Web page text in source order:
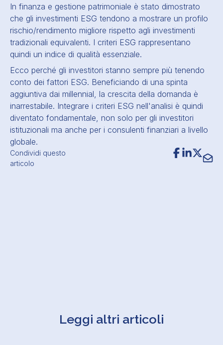
Condividi questo
articolo
In finanza e gestione patrimoniale è stato dimostrato
che gli investimenti ESG tendono a mostrare un profilo
rischio/rendimento migliore rispetto agli investimenti
tradizionali equivalenti. I criteri ESG rappresentano
quindi un indice di qualità essenziale.
Ecco perché gli investitori stanno sempre più tenendo
conto dei fattori ESG. Beneficiando di una spinta
aggiuntiva dai millennial, la crescita della domanda è
inarrestabile. Integrare i criteri ESG nell'analisi è quindi
diventato fondamentale, non solo per gli investitori
istituzionali ma anche per i consulenti finanziari a livello
globale.
Leggi altri articoli